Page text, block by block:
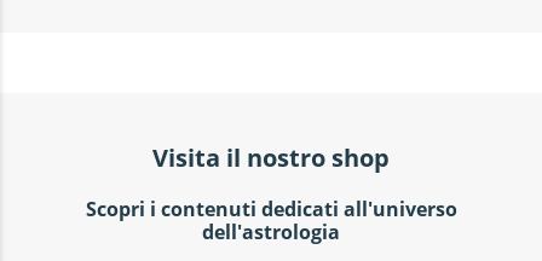
Visita il nostro shop
Scopri i contenuti dedicati all'universo
dell'astrologia